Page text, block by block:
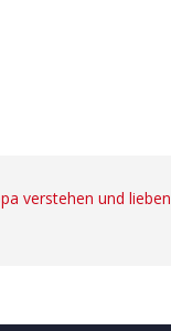
verstehen und